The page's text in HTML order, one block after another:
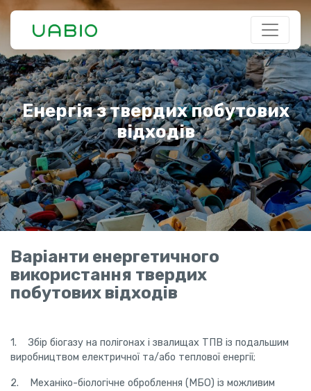
Енергія з твердих побутових
відходів
Варіанти енергетичного
використання твердих
побутових відходів
1. Збір біогазу на полігонах і звалищах ТПВ із подальшим
виробництвом електричної та/або теплової енергії;
2. Механіко-біологічне оброблення (МБО) із можливим